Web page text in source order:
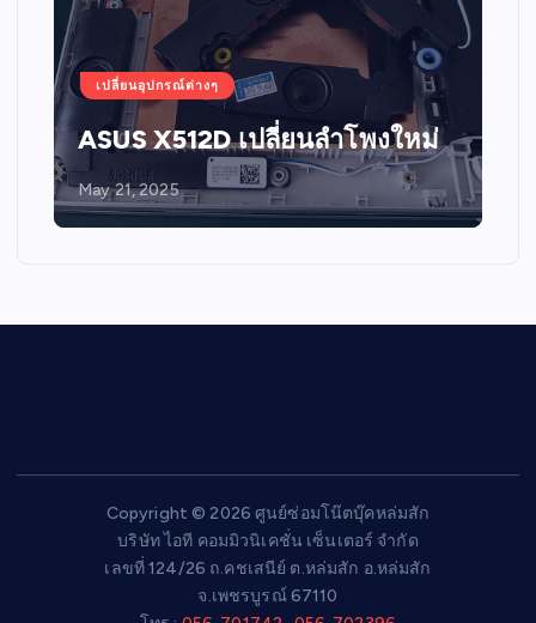
เปลี่ยนอุปกรณ์ต่างๆ
ASUS X512D เปลี่ยนลำโพงใหม่
May 21, 2025
Copyright © 2026 ศูนย์ซ่อมโน๊ตบุ๊คหล่มสัก
บริษัท ไอที คอมมิวนิเคชั่น เซ็นเตอร์ จำกัด
เลขที่ 124/26 ถ.คชเสนีย์ ต.หล่มสัก อ.หล่มสัก
จ.เพชรบูรณ์ 67110